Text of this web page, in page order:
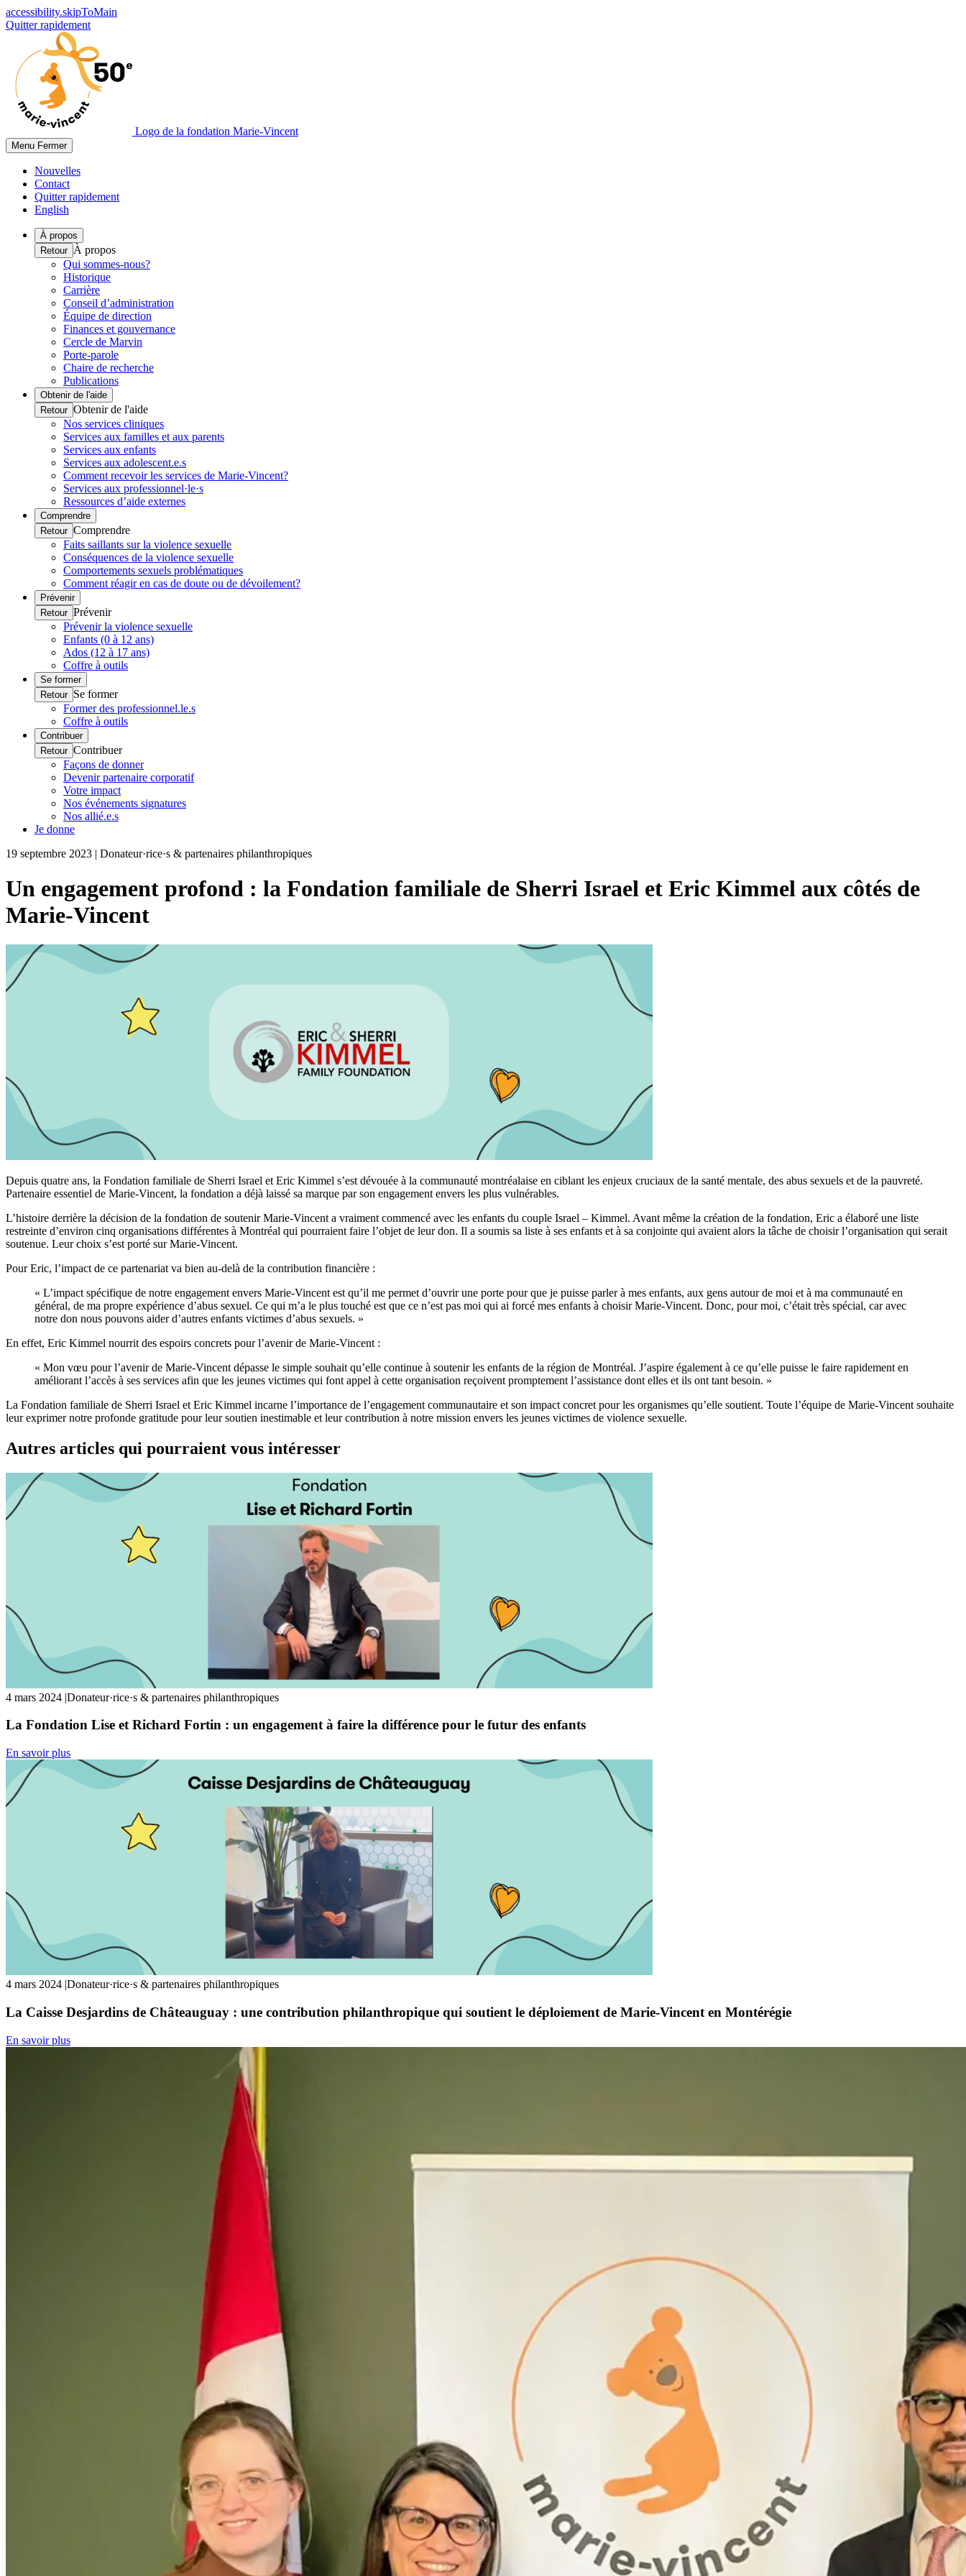
accessibility.skipToMain
Quitter rapidement
Logo de la fondation Marie-Vincent
Menu Fermer
Nouvelles
Contact
Quitter rapidement
English
À propos
Retour À propos
Qui sommes-nous?
Historique
Carrière
Conseil d’administration
Équipe de direction
Finances et gouvernance
Cercle de Marvin
Porte-parole
Chaire de recherche
Publications
Obtenir de l'aide
Retour Obtenir de l'aide
Nos services cliniques
Services aux familles et aux parents
Services aux enfants
Services aux adolescent.e.s
Comment recevoir les services de Marie-Vincent?
Services aux professionnel·le·s
Ressources d’aide externes
Comprendre
Retour Comprendre
Faits saillants sur la violence sexuelle
Conséquences de la violence sexuelle
Comportements sexuels problématiques
Comment réagir en cas de doute ou de dévoilement?
Prévenir
Retour Prévenir
Prévenir la violence sexuelle
Enfants (0 à 12 ans)
Ados (12 à 17 ans)
Coffre à outils
Se former
Retour Se former
Former des professionnel.le.s
Coffre à outils
Contribuer
Retour Contribuer
Façons de donner
Devenir partenaire corporatif
Votre impact
Nos événements signatures
Nos allié.e.s
Je donne
19 septembre 2023 | Donateur·rice·s & partenaires philanthropiques
Un engagement profond : la Fondation familiale de Sherri Israel et Eric Kimmel aux côtés de
Marie-Vincent
Depuis quatre ans, la Fondation familiale de Sherri Israel et Eric Kimmel s’est dévouée à la communauté montréalaise en ciblant les enjeux cruciaux de la santé mentale, des abus sexuels et de la pauvreté.
Partenaire essentiel de Marie-Vincent, la fondation a déjà laissé sa marque par son engagement envers les plus vulnérables.
L’histoire derrière la décision de la fondation de soutenir Marie-Vincent a vraiment commencé avec les enfants du couple Israel – Kimmel. Avant même la création de la fondation, Eric a élaboré une liste
restreinte d’environ cinq organisations différentes à Montréal qui pourraient faire l’objet de leur don. Il a soumis sa liste à ses enfants et à sa conjointe qui avaient alors la tâche de choisir l’organisation qui serait
soutenue. Leur choix s’est porté sur Marie-Vincent.
Pour Eric, l’impact de ce partenariat va bien au-delà de la contribution financière :
« L’impact spécifique de notre engagement envers Marie-Vincent est qu’il me permet d’ouvrir une porte pour que je puisse parler à mes enfants, aux gens autour de moi et à ma communauté en
général, de ma propre expérience d’abus sexuel. Ce qui m’a le plus touché est que ce n’est pas moi qui ai forcé mes enfants à choisir Marie-Vincent. Donc, pour moi, c’était très spécial, car avec
notre don nous pouvons aider d’autres enfants victimes d’abus sexuels. »
En effet, Eric Kimmel nourrit des espoirs concrets pour l’avenir de Marie-Vincent :
« Mon vœu pour l’avenir de Marie-Vincent dépasse le simple souhait qu’elle continue à soutenir les enfants de la région de Montréal. J’aspire également à ce qu’elle puisse le faire rapidement en
améliorant l’accès à ses services afin que les jeunes victimes qui font appel à cette organisation reçoivent promptement l’assistance dont elles et ils ont tant besoin. »
La Fondation familiale de Sherri Israel et Eric Kimmel incarne l’importance de l’engagement communautaire et son impact concret pour les organismes qu’elle soutient. Toute l’équipe de Marie-Vincent souhaite
leur exprimer notre profonde gratitude pour leur soutien inestimable et leur contribution à notre mission envers les jeunes victimes de violence sexuelle.
Autres articles qui pourraient vous intéresser
4 mars 2024 |Donateur·rice·s & partenaires philanthropiques
La Fondation Lise et Richard Fortin : un engagement à faire la différence pour le futur des enfants
En savoir plus
4 mars 2024 |Donateur·rice·s & partenaires philanthropiques
La Caisse Desjardins de Châteauguay : une contribution philanthropique qui soutient le déploiement de Marie-Vincent en Montérégie
En savoir plus